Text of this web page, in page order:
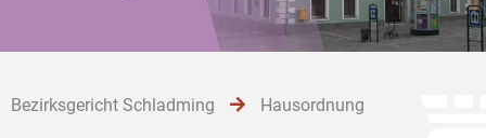
Bezirksgericht Schladming Hausordnung